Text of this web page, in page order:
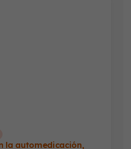
la automedicación,